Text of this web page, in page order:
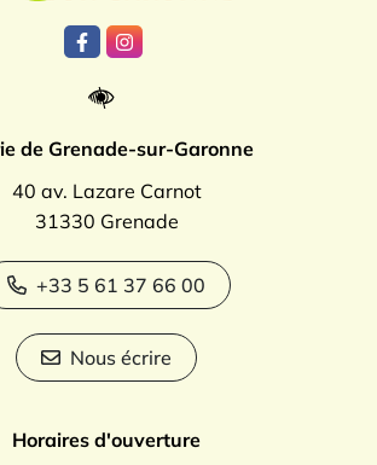
Lien vers le compte Facebook
Lien vers le compte
de Grenade-sur-Garonne
40 av. Lazare Carnot
31330 Grenade
+33 5 61 37 66 00
Nous écrire
Horaires d'ouverture